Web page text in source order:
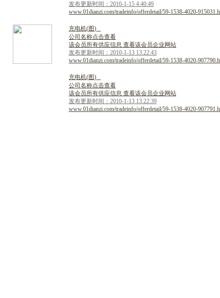
发布更新时间：2010-1-15 4:40:49
www.01dianzi.com/tradeinfo/offerdetail/59-1538-4020-
充电机(图)
公司名称点击查看
该会员所有供应信息 查看该会员企业网站
发布更新时间：2010-1-13 13:22:43
www.01dianzi.com/tradeinfo/offerdetail/59-1538-4020-
充电机(图)
公司名称点击查看
该会员所有供应信息 查看该会员企业网站
发布更新时间：2010-1-13 13:22:39
www.01dianzi.com/tradeinfo/offerdetail/59-1538-4020-